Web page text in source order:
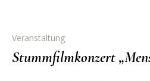
Veranstaltung
Stummfilmkonzert